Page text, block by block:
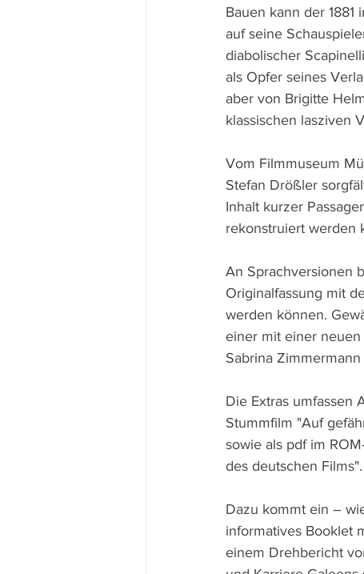
Bauen kann der
auf seine
diabolischer
als Opfer seines
aber von Brigitte
klassischen lasziven
Vom Filmmuseum
Stefan Drößler
Inhalt kurzer
rekonstruiert werden
An Sprachversionen
Originalfassung mit
werden können.
einer mit einer
Sabrina
Die Extras umfassen
Stummfilm "Auf
sowie als pdf im
des deutschen Films".
Dazu kommt ein –
informatives Booklet
einem Drehbericht